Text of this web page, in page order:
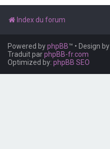
Index du forum
Powered byphpBB™ • Design by
Traduit parphpBB-fr.com
Optimized by: phpBB SEO